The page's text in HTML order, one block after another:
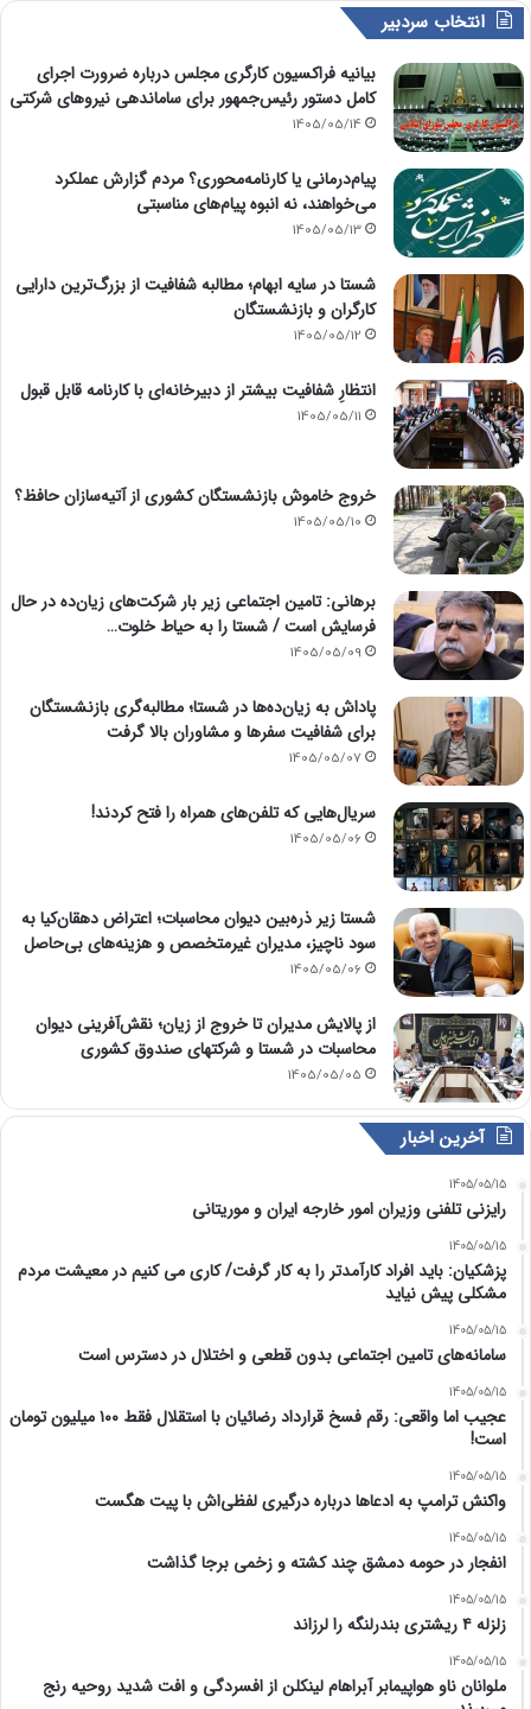
انتخاب سردبیر
بیانیه فراکسیون کارگری مجلس درباره ضرورت اجرای
کامل دستور رئیس‌جمهور برای ساماندهی نیروهای شرکتی
1405/05/14
پیام‌درمانی یا کارنامه‌محوری؟ مردم گزارش عملکرد
می‌خواهند، نه انبوه پیام‌های مناسبتی
1405/05/13
شستا در سایه ابهام؛ مطالبه شفافیت از بزرگ‌ترین دارایی
کارگران و بازنشستگان
1405/05/12
انتظارِ شفافیت بیشتر از دبیرخانه‌ای با کارنامه قابل قبول
1405/05/11
خروج خاموش بازنشستگان کشوری از آتیه‌سازان حافظ؟
1405/05/10
برهانی: تامین اجتماعی زیر بار شرکت‌های زیان‌ده در حال
فرسایش است / شستا را به حیاط خلوت…
1405/05/09
پاداش به زیان‌ده‌ها در شستا؛ مطالبه‌گری بازنشستگان
برای شفافیت سفرها و مشاوران بالا گرفت
1405/05/07
سریال‌هایی که تلفن‌های همراه را فتح کردند!
1405/05/06
شستا زیر ذره‌بین دیوان محاسبات؛ اعتراض دهقان‌کیا به
سود ناچیز، مدیران غیرمتخصص و هزینه‌های بی‌حاصل
1405/05/06
از پالایش مدیران تا خروج از زیان؛ نقش‌آفرینی دیوان
محاسبات در شستا و شرکتهای صندوق کشوری
1405/05/05
آخرین اخبار
1405/05/15
رایزنی تلفنی وزیران امور خارجه ایران و موریتانی
1405/05/15
پزشکیان: باید افراد کارآمدتر را به کار گرفت/ کاری می کنیم در معیشت مردم
مشکلی پیش نیاید
1405/05/15
سامانه‌های تامین اجتماعی بدون قطعی و اختلال در دسترس است
1405/05/15
عجیب اما واقعی: رقم فسخ قرارداد رضائیان با استقلال فقط ۱۰۰ میلیون تومان
است!
1405/05/15
واکنش ترامپ به ادعاها درباره درگیری لفظی‌اش با پیت هگست
1405/05/15
انفجار در حومه دمشق چند کشته و زخمی برجا گذاشت
1405/05/15
زلزله ۴ ریشتری بندرلنگه را لرزاند
1405/05/15
ملوانان ناو هواپیمابر آبراهام لینکلن از افسردگی و افت شدید روحیه رنج